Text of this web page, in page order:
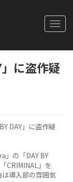
に盗作疑
DAY」に盗作疑
」の「DAY BY
CRIMINAL」を
導入部の雰囲気